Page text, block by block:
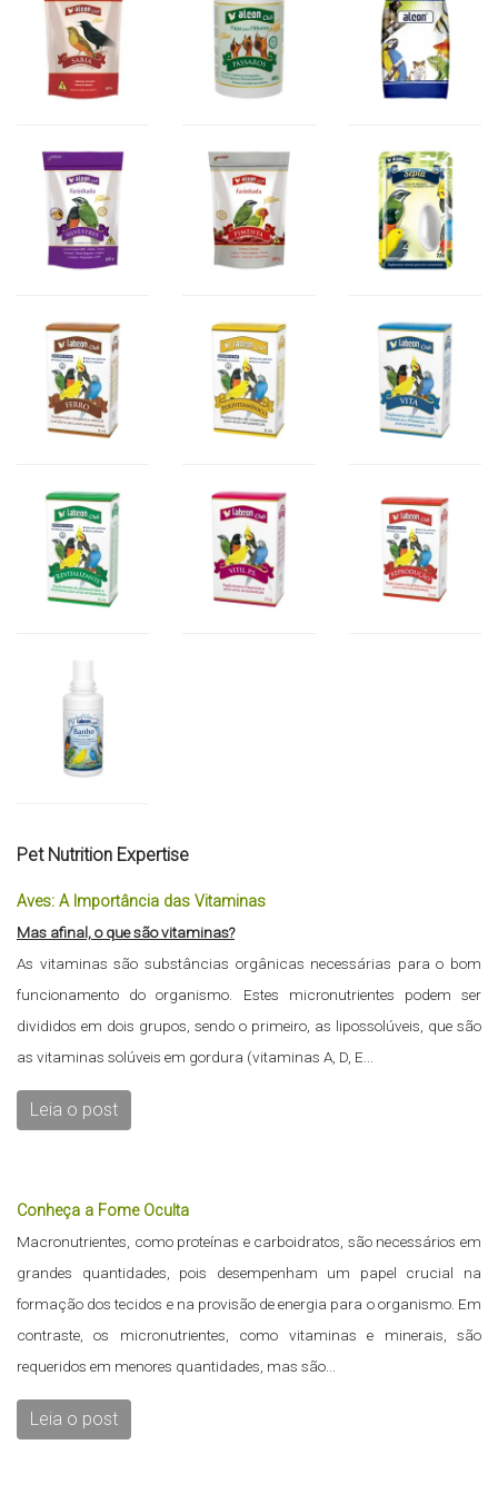
Pet Nutrition Expertise
Aves: A Importância das Vitaminas
Mas afinal, o que são vitaminas?
As vitaminas são substâncias orgânicas necessárias para o bom
funcionamento do organismo. Estes micronutrientes podem ser
divididos em dois grupos, sendo o primeiro, as lipossolúveis, que são
as vitaminas solúveis em gordura (vitaminas A, D, E...
Leia o post
Conheça a Fome Oculta
Macronutrientes, como proteínas e carboidratos, são necessários em
grandes quantidades, pois desempenham um papel crucial na
formação dos tecidos e na provisão de energia para o organismo. Em
contraste, os micronutrientes, como vitaminas e minerais, são
requeridos em menores quantidades, mas são...
Leia o post